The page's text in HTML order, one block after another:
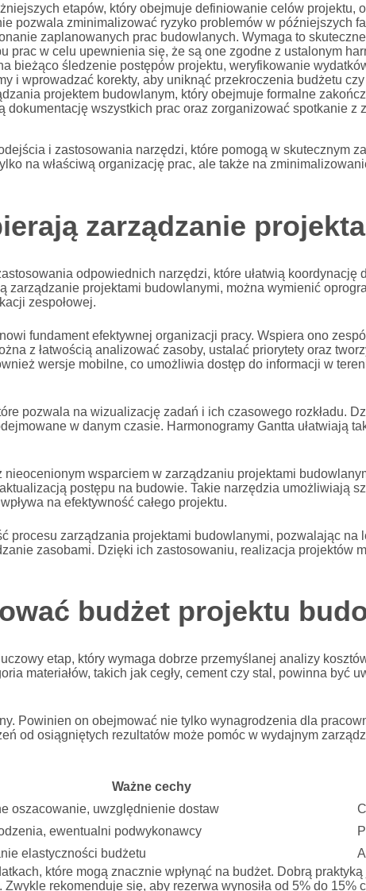
etapów, który obejmuje definiowanie celów projektu,
pozwala zminimalizować ryzyko problemów w późniejszych
zaplanowanych prac budowlanych. Wymaga to
prac w celu upewnienia się, że są one zgodne z ustalonym
bieżąco śledzenie postępów projektu, weryfikowanie
i wprowadzać korekty, aby uniknąć przekroczenia budżetu
projektem budowlanym, który obejmuje formalne
dokumentację wszystkich prac oraz zorganizować spotkanie z
i zastosowania narzędzi, które pomogą w skutecznym
na właściwą organizację prac, ale także na
zarządzanie
odpowiednich narzędzi, które ułatwią koordynację
zarządzanie projektami budowlanymi, można wymienić
zespołowej.
fundament efektywnej organizacji pracy. Wspiera ono
z łatwością analizować zasoby, ustalać priorytety oraz
wersje mobilne, co umożliwia dostęp do informacji w
pozwala na wizualizację zadań i ich czasowego rozkładu.
w danym czasie. Harmonogramy Gantta ułatwiają
wsparciem w zarządzaniu projektami
postępu na budowie. Takie narzędzia umożliwiają
na efektywność całego projektu.
procesu zarządzania projektami budowlanymi, pozwalając na
zasobami. Dzięki ich zastosowaniu, realizacja projektów
budżet projektu
etap, który wymaga dobrze przemyślanej analizy
materiałów, takich jak cegły, cement czy stal, powinna być
Powinien on obejmować nie tylko wynagrodzenia dla
od osiągniętych rezultatów może pomóc w wydajnym
Ważne cechy
oszacowanie, uwzględnienie dostaw
ewentualni podwykonawcy
elastyczności budżetu
które mogą znacznie wpłynąć na budżet. Dobrą
rekomenduje się, aby rezerwa wynosiła od 5% do 15%